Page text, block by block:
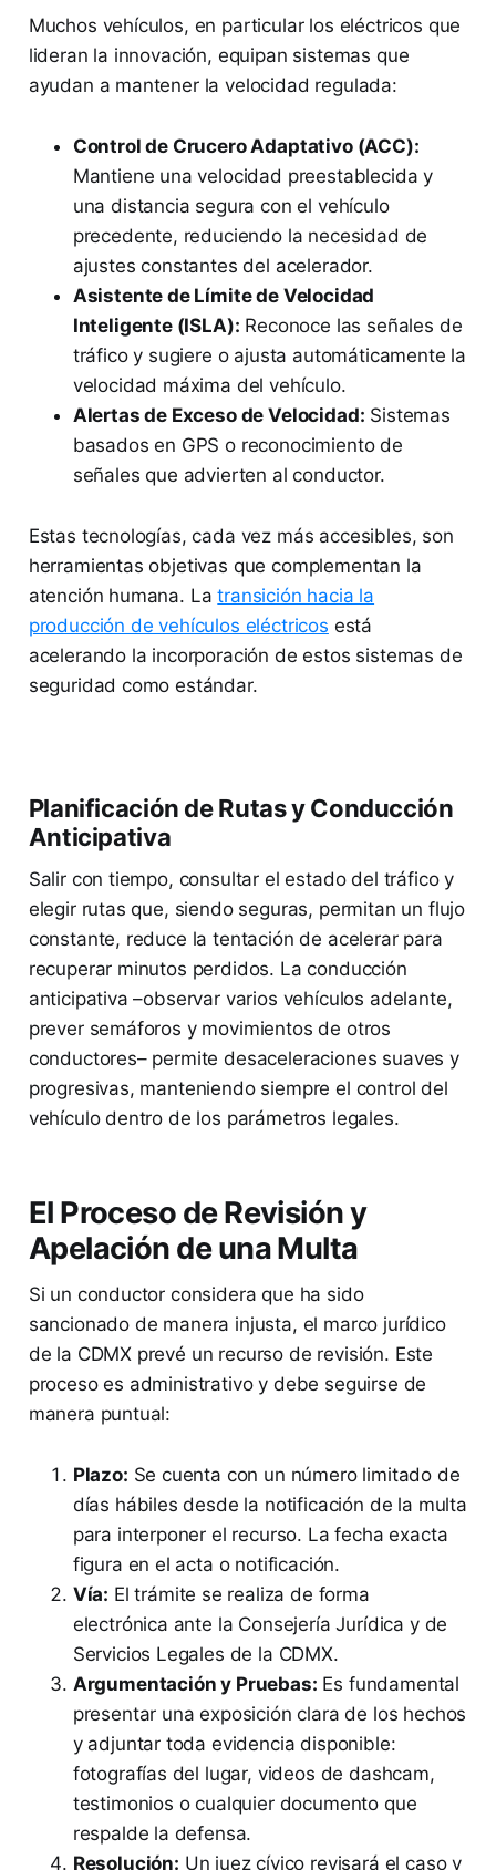
Muchos vehículos, en particular los eléctricos que
lideran la innovación, equipan sistemas que
ayudan a mantener la velocidad regulada:
Control de Crucero Adaptativo (ACC):
Mantiene una velocidad preestablecida y
una distancia segura con el vehículo
precedente, reduciendo la necesidad de
ajustes constantes del acelerador.
Asistente de Límite de Velocidad
Inteligente (ISLA): Reconoce las señales de
tráfico y sugiere o ajusta automáticamente la
velocidad máxima del vehículo.
Alertas de Exceso de Velocidad: Sistemas
basados en GPS o reconocimiento de
señales que advierten al conductor.
Estas tecnologías, cada vez más accesibles, son
herramientas objetivas que complementan la
atención humana. Latransición hacia la
producción de vehículos eléctricos está
acelerando la incorporación de estos sistemas de
seguridad como estándar.
Planificación de Rutas y Conducción
Anticipativa
Salir con tiempo, consultar el estado del tráfico y
elegir rutas que, siendo seguras, permitan un flujo
constante, reduce la tentación de acelerar para
recuperar minutos perdidos. La conducción
anticipativa –observar varios vehículos adelante,
prever semáforos y movimientos de otros
conductores– permite desaceleraciones suaves y
progresivas, manteniendo siempre el control del
vehículo dentro de los parámetros legales.
El Proceso de Revisión y
Apelación de una Multa
Si un conductor considera que ha sido
sancionado de manera injusta, el marco jurídico
de la CDMX prevé un recurso de revisión. Este
proceso es administrativo y debe seguirse de
manera puntual:
Plazo: Se cuenta con un número limitado de
días hábiles desde la notificación de la multa
para interponer el recurso. La fecha exacta
figura en el acta o notificación.
Vía: El trámite se realiza de forma
electrónica ante la Consejería Jurídica y de
Servicios Legales de la CDMX.
Argumentación y Pruebas: Es fundamental
presentar una exposición clara de los hechos
y adjuntar toda evidencia disponible:
fotografías del lugar, videos de dashcam,
testimonios o cualquier documento que
respalde la defensa.
Resolución: Un juez cívico revisará el caso y